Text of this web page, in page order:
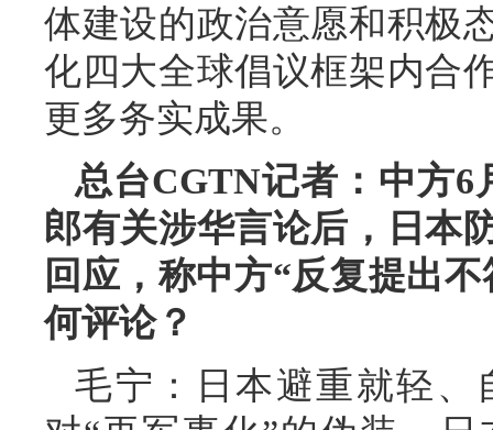
体建设的政治意愿和积极
化四大全球倡议框架内合
更多务实成果。
总台CGTN记者：中方6
郎有关涉华言论后，日本
回应，称中方“反复提出
何评论？
毛宁：日本避重就轻、